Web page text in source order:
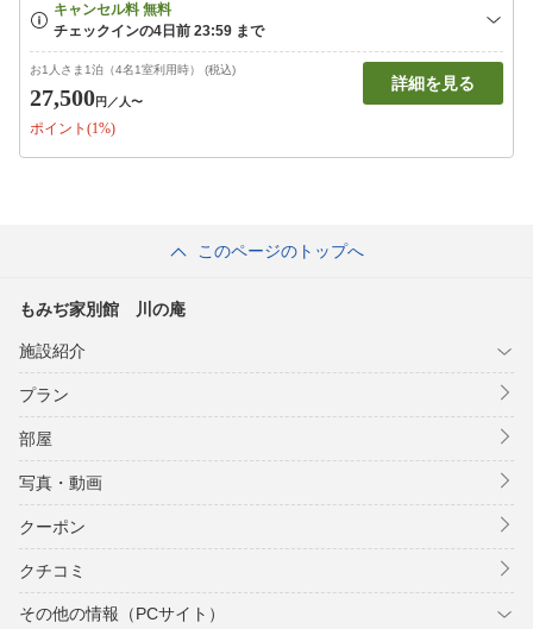
お1人さま1泊（4名1室利用時） (税込)
27,500円 ／人〜
ポイント(1%)
詳細を見る
このページのトップへ
もみぢ家別館 川の庵
施設紹介
プラン
部屋
写真・動画
クーポン
クチコミ
その他の情報（PCサイト）